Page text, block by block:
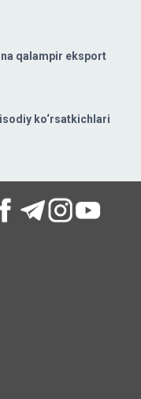
qalampir eksport
ko‘rsatkichlari